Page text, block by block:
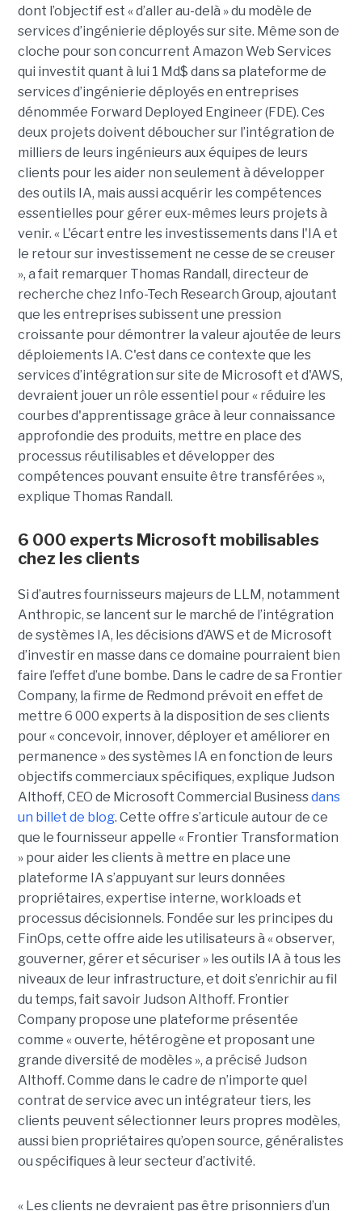
dont l’objectif est « d’aller au-delà » du modèle de
services d’ingénierie déployés sur site. Même son de
cloche pour son concurrent Amazon Web Services
qui investit quant à lui 1 Md$ dans sa plateforme de
services d’ingénierie déployés en entreprises
dénommée Forward Deployed Engineer (FDE). Ces
deux projets doivent déboucher sur l’intégration de
milliers de leurs ingénieurs aux équipes de leurs
clients pour les aider non seulement à développer
des outils IA, mais aussi acquérir les compétences
essentielles pour gérer eux-mêmes leurs projets à
venir. « L'écart entre les investissements dans l'IA et
le retour sur investissement ne cesse de se creuser
», a fait remarquer Thomas Randall, directeur de
recherche chez Info-Tech Research Group, ajoutant
que les entreprises subissent une pression
croissante pour démontrer la valeur ajoutée de leurs
déploiements IA. C'est dans ce contexte que les
services d’intégration sur site de Microsoft et d'AWS,
devraient jouer un rôle essentiel pour « réduire les
courbes d'apprentissage grâce à leur connaissance
approfondie des produits, mettre en place des
processus réutilisables et développer des
compétences pouvant ensuite être transférées »,
explique Thomas Randall.
6 000 experts Microsoft mobilisables
chez les clients
Si d’autres fournisseurs majeurs de LLM, notamment
Anthropic, se lancent sur le marché de l’intégration
de systèmes IA, les décisions d’AWS et de Microsoft
d’investir en masse dans ce domaine pourraient bien
faire l’effet d’une bombe. Dans le cadre de sa Frontier
Company, la firme de Redmond prévoit en effet de
mettre 6 000 experts à la disposition de ses clients
pour « concevoir, innover, déployer et améliorer en
permanence » des systèmes IA en fonction de leurs
objectifs commerciaux spécifiques, explique Judson
Althoff, CEO de Microsoft Commercial Businessdans
un billet de blog. Cette offre s’articule autour de ce
que le fournisseur appelle « Frontier Transformation
» pour aider les clients à mettre en place une
plateforme IA s’appuyant sur leurs données
propriétaires, expertise interne, workloads et
processus décisionnels. Fondée sur les principes du
FinOps, cette offre aide les utilisateurs à « observer,
gouverner, gérer et sécuriser » les outils IA à tous les
niveaux de leur infrastructure, et doit s’enrichir au fil
du temps, fait savoir Judson Althoff. Frontier
Company propose une plateforme présentée
comme « ouverte, hétérogène et proposant une
grande diversité de modèles », a précisé Judson
Althoff. Comme dans le cadre de n’importe quel
contrat de service avec un intégrateur tiers, les
clients peuvent sélectionner leurs propres modèles,
aussi bien propriétaires qu’open source, généralistes
ou spécifiques à leur secteur d’activité.
« Les clients ne devraient pas être prisonniers d’un